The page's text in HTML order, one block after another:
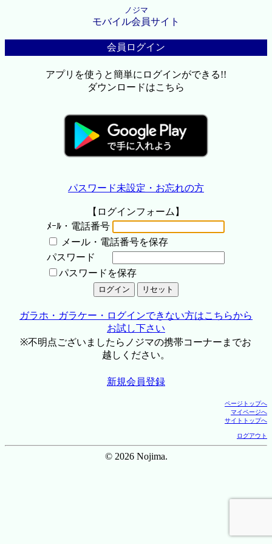
ノジマ
モバイル会員サイト
会員ログイン
アプリを使うと簡単にログインができる!!
ダウンロードはこちら
パスワード未設定・お忘れの方
【ログインフォーム】
ﾒｰﾙ・電話番号
メール・電話番号を保存
パスワード
パスワードを保存
ガラホ・ガラケー・ログインできない方はこちらから
お試し下さい
※不明点ございましたらノジマの携帯コーナーまでお
越しください。
新規会員登録
ページトップへ
マイページへ
サイトトップへ
ログアウト
© 2026 Nojima.